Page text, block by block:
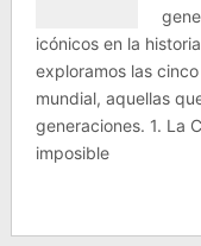
icónicos en la
exploramos las
mundial, aquellas
generaciones. 1. La
imposible